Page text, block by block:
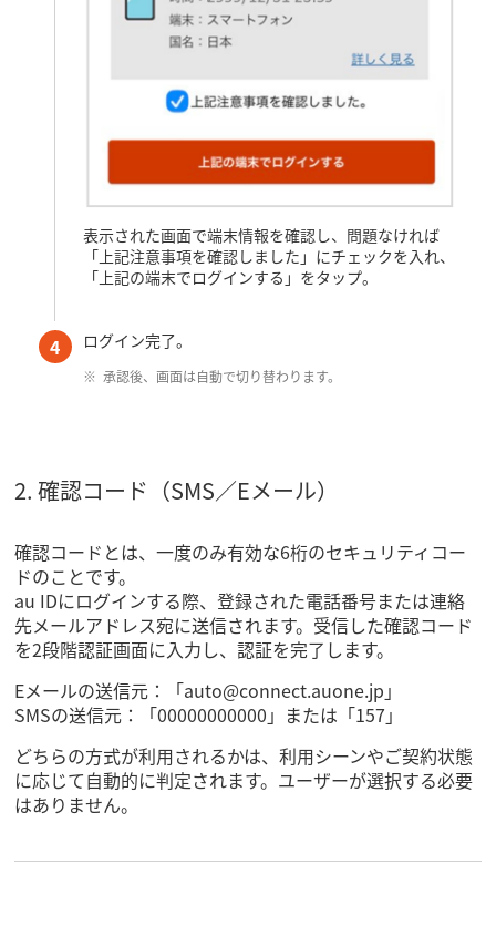
表示された画面で端末情報を確認し、問題なければ
「上記注意事項を確認しました」にチェックを入れ、
「上記の端末でログインする」をタップ。
4 ログイン完了。
承認後、画面は自動で切り替わります。
2. 確認コード（SMS／Eメール）
確認コードとは、一度のみ有効な6桁のセキュリティコー
ドのことです。
au IDにログインする際、登録された電話番号または連絡
先メールアドレス宛に送信されます。受信した確認コード
を2段階認証画面に入力し、認証を完了します。
Eメールの送信元：「auto@connect.auone.jp」
SMSの送信元：「00000000000」または「157」
どちらの方式が利用されるかは、利用シーンやご契約状態
に応じて自動的に判定されます。ユーザーが選択する必要
はありません。